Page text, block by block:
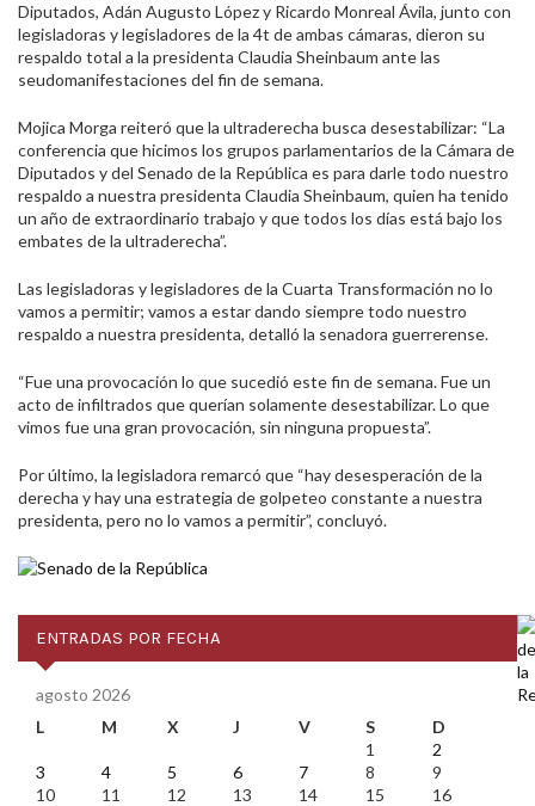
Diputados, Adán Augusto López y Ricardo Monreal Ávila, junto con
legisladoras y legisladores de la 4t de ambas cámaras, dieron su
respaldo total a la presidenta Claudia Sheinbaum ante las
seudomanifestaciones del fin de semana.
Mojica Morga reiteró que la ultraderecha busca desestabilizar: “La
conferencia que hicimos los grupos parlamentarios de la Cámara de
Diputados y del Senado de la República es para darle todo nuestro
respaldo a nuestra presidenta Claudia Sheinbaum, quien ha tenido
un año de extraordinario trabajo y que todos los días está bajo los
embates de la ultraderecha”.
Las legisladoras y legisladores de la Cuarta Transformación no lo
vamos a permitir; vamos a estar dando siempre todo nuestro
respaldo a nuestra presidenta, detalló la senadora guerrerense.
“Fue una provocación lo que sucedió este fin de semana. Fue un
acto de infiltrados que querían solamente desestabilizar. Lo que
vimos fue una gran provocación, sin ninguna propuesta”.
Por último, la legisladora remarcó que “hay desesperación de la
derecha y hay una estrategia de golpeteo constante a nuestra
presidenta, pero no lo vamos a permitir”, concluyó.
ENTRADAS POR FECHA
agosto 2026
L
M X J V S
D
1
2
3
4 5 6 7 8
9
10
11 12 13 14 15
16